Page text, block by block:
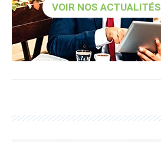
VOIR NOS ACTUALITÉS